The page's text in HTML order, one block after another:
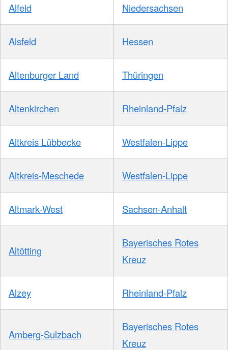
Alfeld Niedersachsen
Alsfeld Hessen
Altenburger Land Thüringen
Altenkirchen Rheinland-Pfalz
Altkreis Lübbecke Westfalen-Lippe
Altkreis-Meschede Westfalen-Lippe
Altmark-West Sachsen-Anhalt
Altötting
Bayerisches Rotes
Kreuz
Alzey Rheinland-Pfalz
Amberg-Sulzbach
Bayerisches Rotes
Kreuz